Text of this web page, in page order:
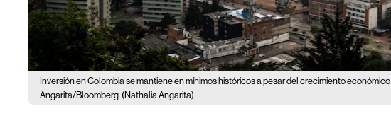
Inversión en Colombia se mantiene en mínimos históricos a pesar del crecimiento económico
Angarita/Bloomberg (Nathalia Angarita)